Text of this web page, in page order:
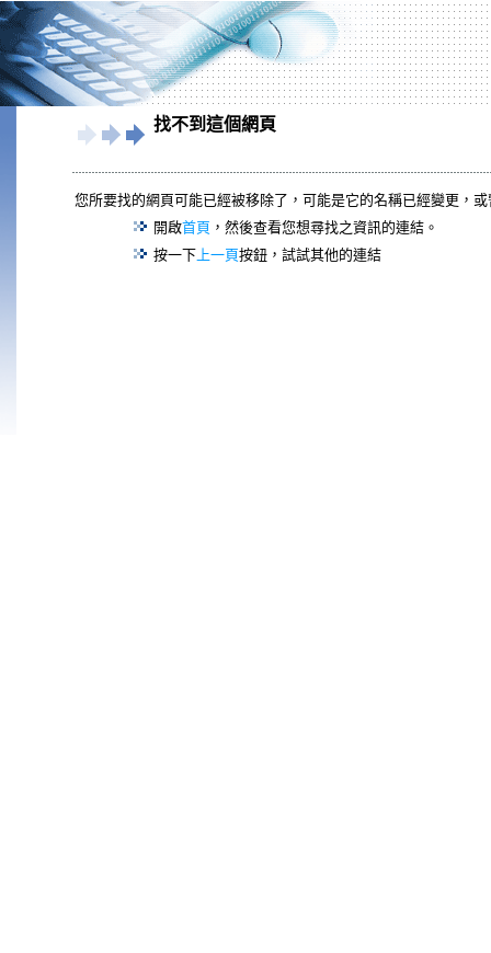
找不到這個網頁
您所要找的網頁可能已經被移除了，可能是它的名稱已經變更，
開啟首頁 ，然後查看您想尋找之資訊的連結。
按一下上一頁按鈕，試試其他的連結